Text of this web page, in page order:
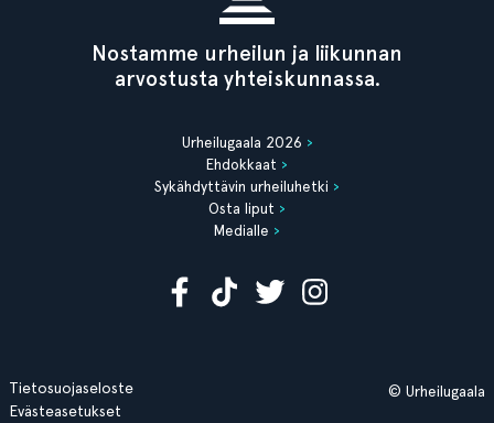
Nostamme urheilun ja liikunnan
arvostusta yhteiskunnassa.
Urheilugaala 2026
Ehdokkaat
Sykähdyttävin urheiluhetki
Osta liput
Medialle
Tietosuojaseloste
Evästeasetukset
© Urheilugaala